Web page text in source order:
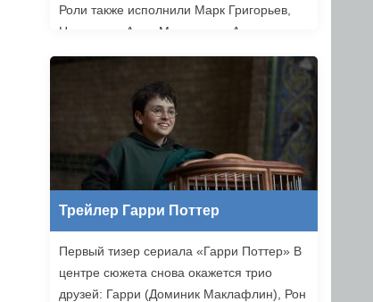
Роли также исполнили Марк Григорьев,
Надежда и Анна Михалковы, Аскар
«Хоттабыч» выйдет в прокат 1 января
Трейлер Гарри Поттер
Первый тизер сериала «Гарри Поттер» В
центре сюжета снова окажется трио
друзей: Гарри (Доминик Маклафлин), Рон